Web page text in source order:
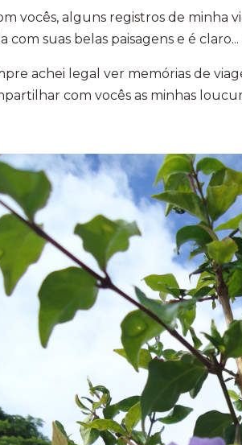
vocês, alguns registros de minha
com suas belas paisagens e é
achei legal ver memórias de
com vocês as minhas